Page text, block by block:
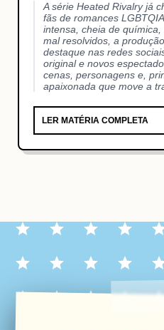
A série Heated Rivalry já
fãs de romances
intensa, cheia de
mal resolvidos, a
destaque nas redes
original e novos
cenas, personagens e,
apaixonada que move a
LER MATÉRIA COMPLETA